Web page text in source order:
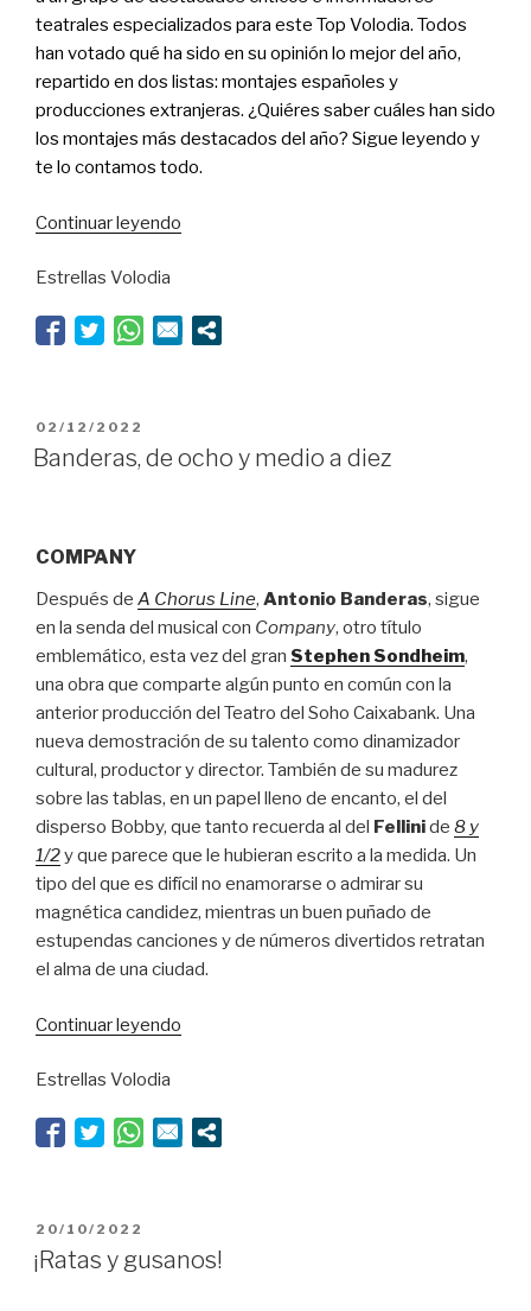
teatrales especializados para este Top Volodia. Todos
han votado qué ha sido en su opinión lo mejor del año,
repartido en dos listas: montajes españoles y
producciones extranjeras. ¿Quiéres saber cuáles han sido
los montajes más destacados del año? Sigue leyendo y
te lo contamos todo.
Continuar leyendo
han
montajes
Estrellas Volodia
PUBLICADO
EL
02/12/2022
Banderas, de ocho y medio a diez
COMPANY
Después de A Chorus Line, Antonio Banderas, sigue
en la senda del musical con Company, otro título
emblemático, esta vez del gran Stephen Sondheim,
una obra que comparte algún punto en común con la
anterior producción del Teatro del Soho Caixabank. Una
nueva demostración de su talento como dinamizador
cultural, productor y director. También de su madurez
sobre las tablas, en un papel lleno de encanto, el del
disperso Bobby, que tanto recuerda al del Fellinide 8 y
1/2y que parece que le hubieran escrito a la medida. Un
tipo del que es difícil no enamorarse o admirar su
magnética candidez, mientras un buen puñado de
estupendas canciones y de números divertidos retratan
el alma de una ciudad.
Continuar leyendo
medio
Estrellas Volodia
PUBLICADO
EL
20/10/2022
¡Ratas y gusanos!